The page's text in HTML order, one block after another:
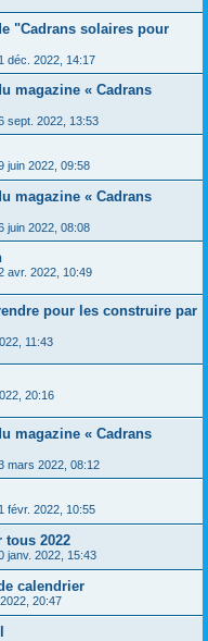
"Cadrans solaires pour
déc. 2022, 14:17
magazine « Cadrans
sept. 2022, 13:53
juin 2022, 09:58
magazine « Cadrans
juin 2022, 08:08
avr. 2022, 10:49
pour les construire par
11:43
20:16
magazine « Cadrans
mars 2022, 08:12
févr. 2022, 10:55
tous 2022
janv. 2022, 15:43
calendrier
20:47